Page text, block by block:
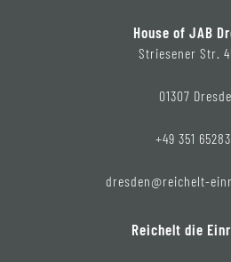
House of JAB
Striesener Str.
01307
+49 351
dresden@reichelt-
Reichelt die